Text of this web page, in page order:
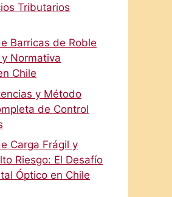
Tributarios
Barricas de Roble
Normativa
Chile
y Método
de Control
Carga Frágil y
Riesgo: El Desafío
Óptico en Chile